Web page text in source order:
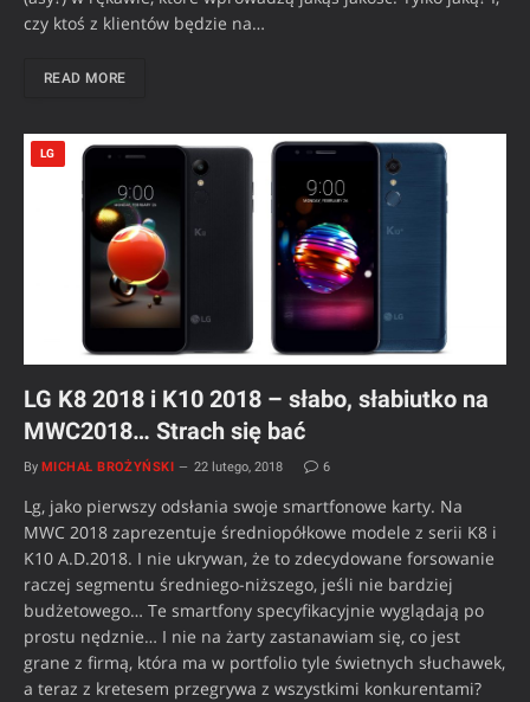
czy ktoś z klientów będzie na…
READ MORE
LG
LG K8 2018 i K10 2018 – słabo, słabiutko na
MWC2018… Strach się bać
By MICHAŁ BROŻYŃSKI 22 lutego, 2018 6
Lg, jako pierwszy odsłania swoje smartfonowe karty. Na
MWC 2018 zaprezentuje średniopółkowe modele z serii K8 i
K10 A.D.2018. I nie ukrywan, że to zdecydowane forsowanie
raczej segmentu średniego-niższego, jeśli nie bardziej
budżetowego… Te smartfony specyfikacyjnie wyglądają po
prostu nędznie… I nie na żarty zastanawiam się, co jest
grane z firmą, która ma w portfolio tyle świetnych słuchawek,
a teraz z kretesem przegrywa z wszystkimi konkurentami?